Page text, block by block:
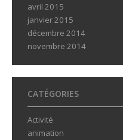
avril 2015
janvier 2015
décembre 2014
novembre 2014
CATÉGORIES
Activité
animation